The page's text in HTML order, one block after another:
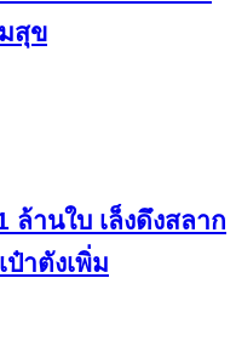
สุข
านใบ เล็งดึงสลาก
าตังเพิ่ม